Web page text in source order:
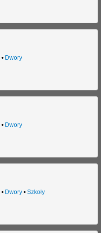
• Dwory
• Dwory
• Dwory• Szkoły